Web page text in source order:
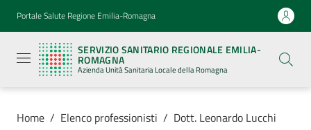
Vai al contenuto
Vai alla navigazione
Vai al footer
Portale Salute Regione Emilia-Romagna
SERVIZIO SANITARIO REGIONALE EMILIA-
ROMAGNA
Azienda Unità Sanitaria Locale della Romagna
Sanitario
Regionale
Emilia-
Romagna
Azienda
Sanitaria
Locale della
Home / Elenco professionisti / Dott. Leonardo Lucchi